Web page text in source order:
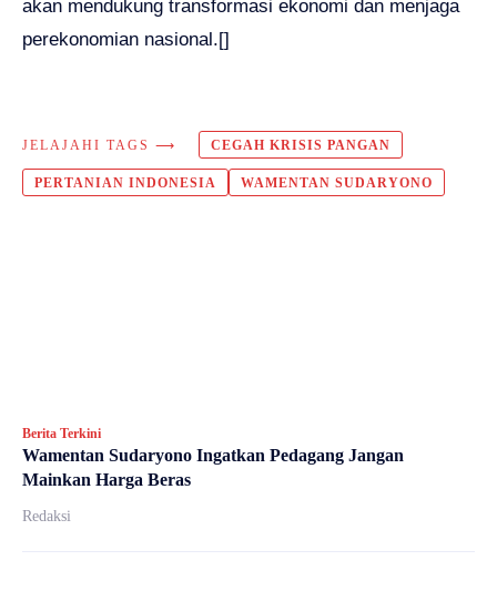
akan mendukung transformasi ekonomi dan menjaga
perekonomian nasional.[]
JELAJAHI TAGS ⟶ CEGAH KRISIS PANGAN
PERTANIAN INDONESIA WAMENTAN SUDARYONO
Berita Terkini
Wamentan Sudaryono Ingatkan Pedagang Jangan
Mainkan Harga Beras
Redaksi